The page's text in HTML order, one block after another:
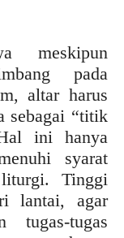
meskipun
pada
altar harus
sebagai “titik
ini hanya
syarat
Tinggi
lantai, agar
tugas-tugas